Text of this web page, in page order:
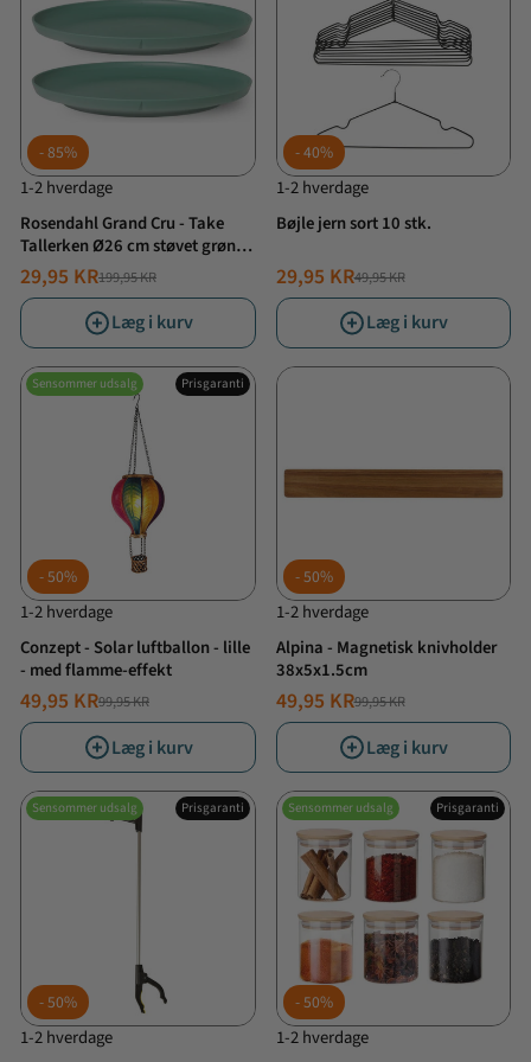
85%
1-2 hverdage
Rosendahl Grand Cru - Take
Tallerken Ø26 cm støvet grøn 2
stk.
NORMALPRIS
199,95 KR
TILBUDSPRIS
29,95 KR
Læg i kurv
40%
1-2 hverdage
Bøjle jern sort 10 stk.
NORMALPRIS
49,95 KR
TILBUDSPRIS
29,95 KR
Læg i kurv
Sensommer udsalg Prisgaranti
50%
1-2 hverdage
Conzept - Solar luftballon - lille
- med flamme-effekt
NORMALPRIS
99,95 KR
TILBUDSPRIS
49,95 KR
Læg i kurv
50%
1-2 hverdage
Alpina - Magnetisk knivholder
38x5x1.5cm
NORMALPRIS
99,95 KR
TILBUDSPRIS
49,95 KR
Læg i kurv
Sensommer udsalg Prisgaranti
50%
1-2 hverdage
Sensommer udsalg Prisgaranti
50%
1-2 hverdage